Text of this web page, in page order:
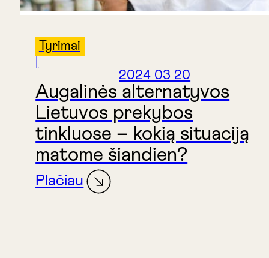
Tyrimai
2024 03 20
Augalinės alternatyvos
Lietuvos prekybos
tinkluose – kokią situaciją
matome šiandien?
Plačiau